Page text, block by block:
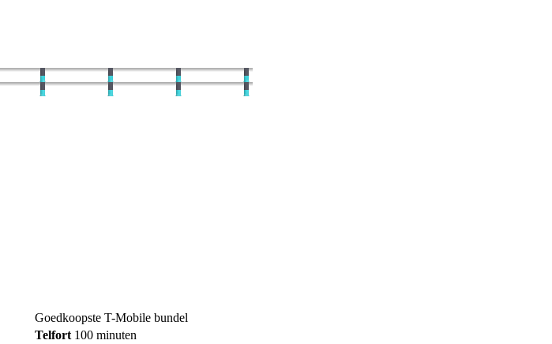
Goedkoopste T-Mobile bundel
Telfort 100 minuten